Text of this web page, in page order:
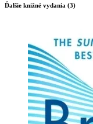
Ďalšie knižné vydania (3)